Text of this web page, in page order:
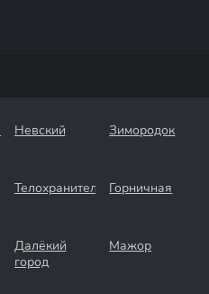
Невский Зимородок
Телохранители Горничная
Далёкий
город
Мажор